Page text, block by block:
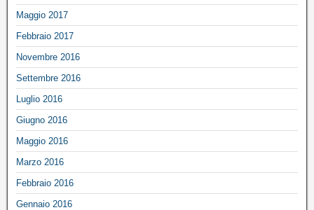
Maggio 2017
Febbraio 2017
Novembre 2016
Settembre 2016
Luglio 2016
Giugno 2016
Maggio 2016
Marzo 2016
Febbraio 2016
Gennaio 2016